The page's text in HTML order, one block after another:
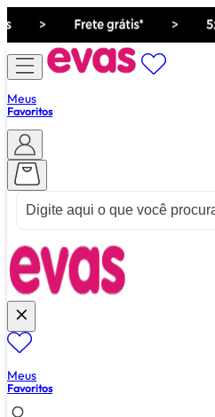
Meus
Favoritos
Meus
Favoritos